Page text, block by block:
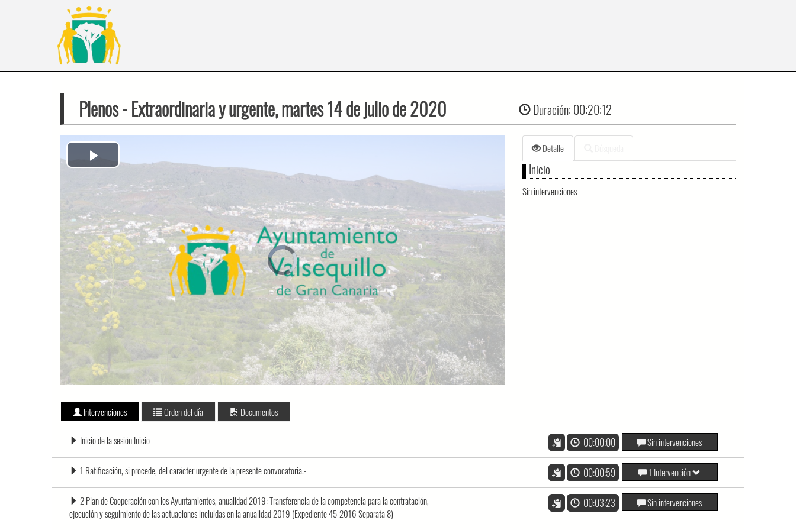
Plenos- Extraordinaria y urgente, martes 14 de julio de 2020 Duración: 00:20:12
Video
Player
is
loading.
Play
Video
Detalle
Inicio
Sin intervenciones
Intervenciones Orden del día Documentos
Inicio de la sesión Inicio 00:00:00 Sin intervenciones
1 Ratificación, si procede, del carácter urgente de la presente convocatoria.- 00:00:59 1 Intervención
2 Plan de Cooperación con los Ayuntamientos, anualidad 2019: Transferencia de la competencia para la contratación,
ejecución y seguimiento de las actuaciones incluidas en la anualidad 2019 (Expediente 45-2016-Separata 8)
00:03:23 Sin intervenciones